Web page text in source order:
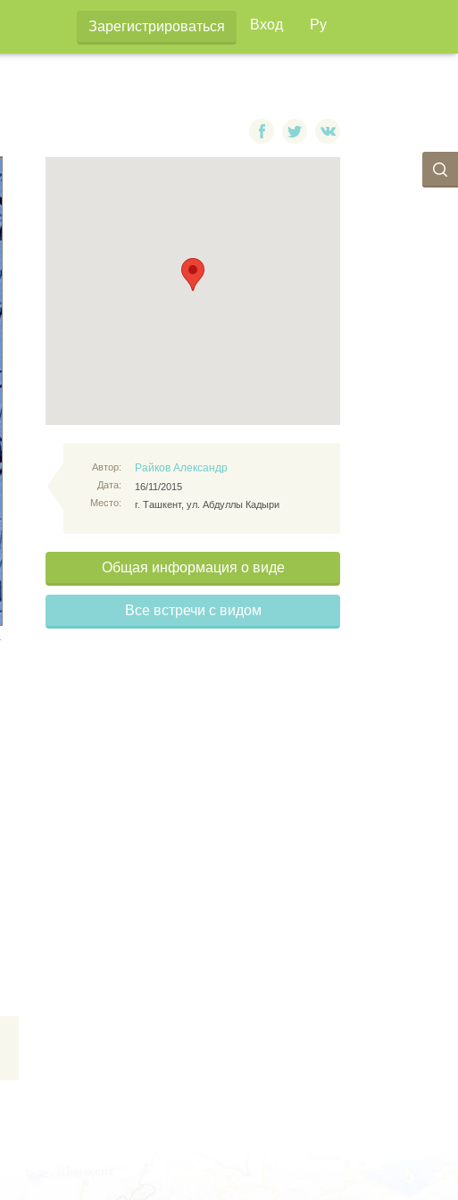
Зарегистрироваться Вход Ру
Автор:
Дата:
Место:
Райков Александр
16/11/2015
г. Ташкент, ул. Абдуллы Кадыри
Общая информация о виде
Все встречи с видом